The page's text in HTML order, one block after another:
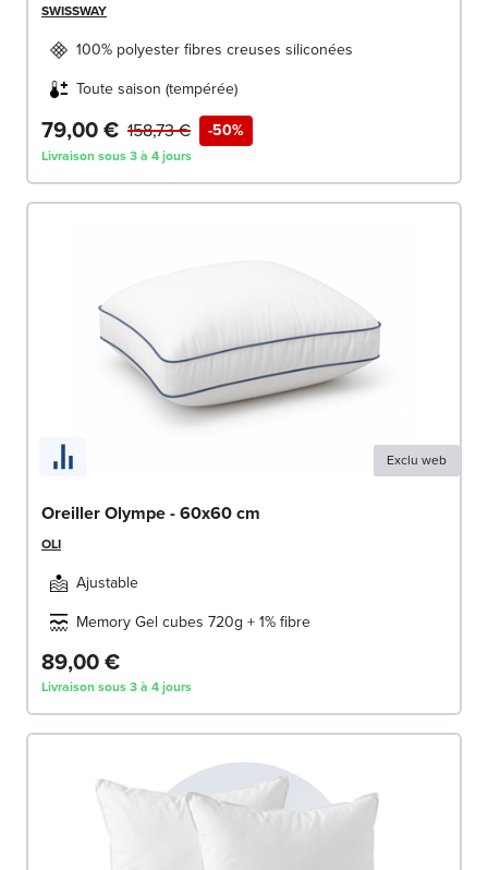
SWISSWAY
100% polyester fibres creuses siliconées
Toute saison (tempérée)
79,00 € -50%
158,73 €
Livraison sous 3 à 4 jours
Exclu web
Oreiller Olympe - 60x60 cm
OLI
Ajustable
Memory Gel cubes 720g + 1% fibre
89,00 €
Livraison sous 3 à 4 jours